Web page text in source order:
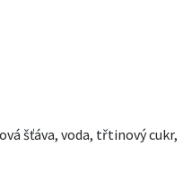
šťáva, voda, třtinový cukr,